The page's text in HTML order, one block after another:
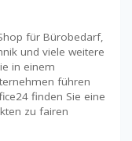
für Bürobedarf,
und viele weitere
in einem
führen
finden Sie eine
zu fairen